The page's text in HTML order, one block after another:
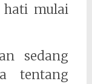
mulai
sedang
tentang